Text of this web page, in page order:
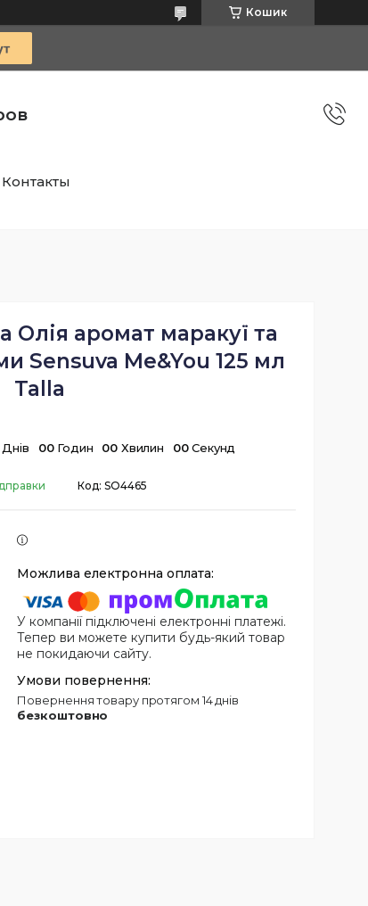
Кошик
Контакты
аромат маракуї та
Sensuva Me&You 125 мл
Talla
Днів 00 Годин 00 Хвилин 00 Секунд
Код: SO4465
У компанії підключені електронні платежі.
Тепер ви можете купити будь-який товар
не покидаючи сайту.
повернення товару протягом 14 днів
безкоштовно